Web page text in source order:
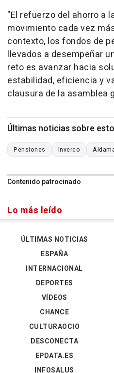
"El refuerzo del ahorro a
movimiento cada vez
contexto, los fondos de
llevados a desempeñar
reto es avanzar hacia
estabilidad, eficiencia y
clausura de la asamblea
Últimas noticias sobre
Pensiones Inverco
Contenido patrocinado
Lo más leído
ÚLTIMAS NOTICIAS
ESPAÑA
INTERNACIONAL
DEPORTES
VÍDEOS
CHANCE
CULTURAOCIO
DESCONECTA
EPDATA.ES
INFOSALUS